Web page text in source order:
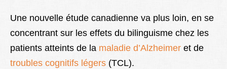
Une nouvelle étude canadienne va plus loin, en se
concentrant sur les effets du bilinguisme chez les
patients atteints de la maladie d’Alzheimer et de
troubles cognitifs légers (TCL).